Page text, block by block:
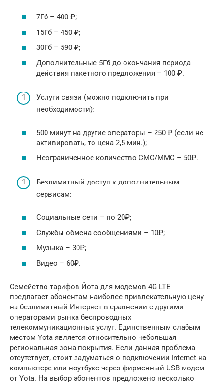
7Гб – 400 ₽;
15Гб – 450 ₽;
30Гб – 590 ₽;
Дополнительные 5Гб до окончания периода
действия пакетного предложения – 100 ₽.
Услуги связи (можно подключить при
необходимости):
500 минут на другие операторы – 250 ₽ (если не
активировать, то цена 2,5 мин.);
Неограниченное количество СМС/ММС – 50₽.
Безлимитный доступ к дополнительным
сервисам:
Социальные сети – по 20₽;
Службы обмена сообщениями – 10₽;
Музыка – 30₽;
Видео – 60₽.
Семейство тарифов Йота для модемов 4G LTE
предлагает абонентам наиболее привлекательную цену
на безлимитный Интернет в сравнении с другими
операторами рынка беспроводных
телекоммуникационных услуг. Единственным слабым
местом Yota является относительно небольшая
региональная зона покрытия. Если данная проблема
отсутствует, стоит задуматься о подключении Internet на
компьютере или ноутбуке через фирменный USB-модем
от Yota. На выбор абонентов предложено несколько